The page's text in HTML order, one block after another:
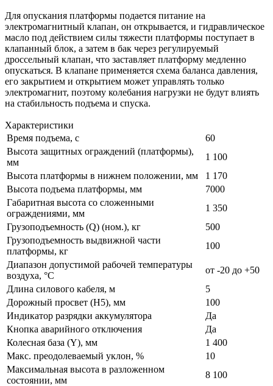
Для опускания платформы подается питание на
электромагнитный клапан, он открывается, и гидравлическое
масло под действием силы тяжести платформы поступает в
клапанный блок, а затем в бак через регулируемый
дроссельный клапан, что заставляет платформу медленно
опускаться. В клапане применяется схема баланса давления,
его закрытием и открытием может управлять только
электромагнит, поэтому колебания нагрузки не будут влиять
на стабильность подъема и спуска.
Характеристики
Время подъема, с
60
Высота защитных ограждений (платформы),
мм
1 100
Высота платформы в нижнем положении, мм
1 170
Высота подъема платформы, мм
7000
Габаритная высота со сложенными
ограждениями, мм
1 350
Грузоподъемность (Q) (ном.), кг
500
Грузоподъемность выдвижной части
платформы, кг
100
Диапазон допустимой рабочей температуры
воздуха, °С
от -20 до +50
Длина силового кабеля, м
5
Дорожный просвет (H5), мм
100
Индикатор разрядки аккумулятора
Да
Кнопка аварийного отключения
Да
Колесная база (Y), мм
1 400
Макс. преодолеваемый уклон, %
10
Максимальная высота в разложенном
состоянии, мм
8 100